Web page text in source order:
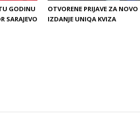
GODINU
SARAJEVO
OTVORENE PRIJAVE ZA NOVO
IZDANJE UNIQA KVIZA